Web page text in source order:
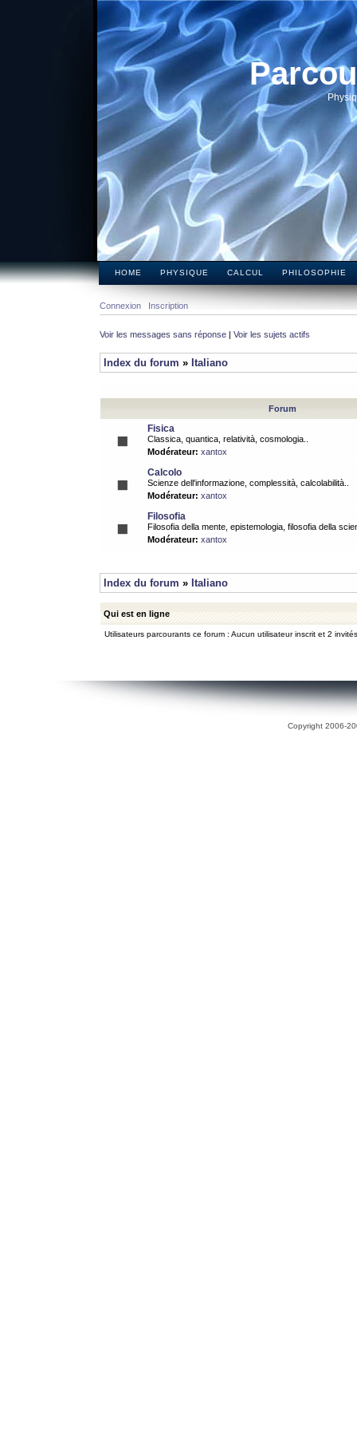
HOME PHYSIQUE CALCUL PHILOSOPHIE
Connexion Inscription
Voir les messages sans réponse | Voir les sujets actifs
Index du forum » Italiano
Forum
Fisica
Classica, quantica, relatività, cosmologia..
Modérateur: xantox
Calcolo
Scienze dell'informazione, complessità, calcolabilità..
Modérateur: xantox
Filosofia
Filosofia della mente, epistemologia, filosofia della
Modérateur: xantox
Index du forum » Italiano
Qui est en ligne
Utilisateurs parcourants ce forum : Aucun utilisateur inscrit et 2 invités
Copyright 2006-